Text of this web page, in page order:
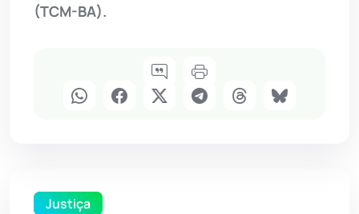
(TCM-BA).
Justiça